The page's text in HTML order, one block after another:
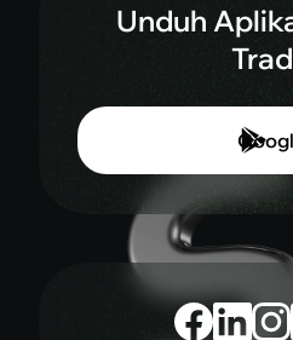
Unduh